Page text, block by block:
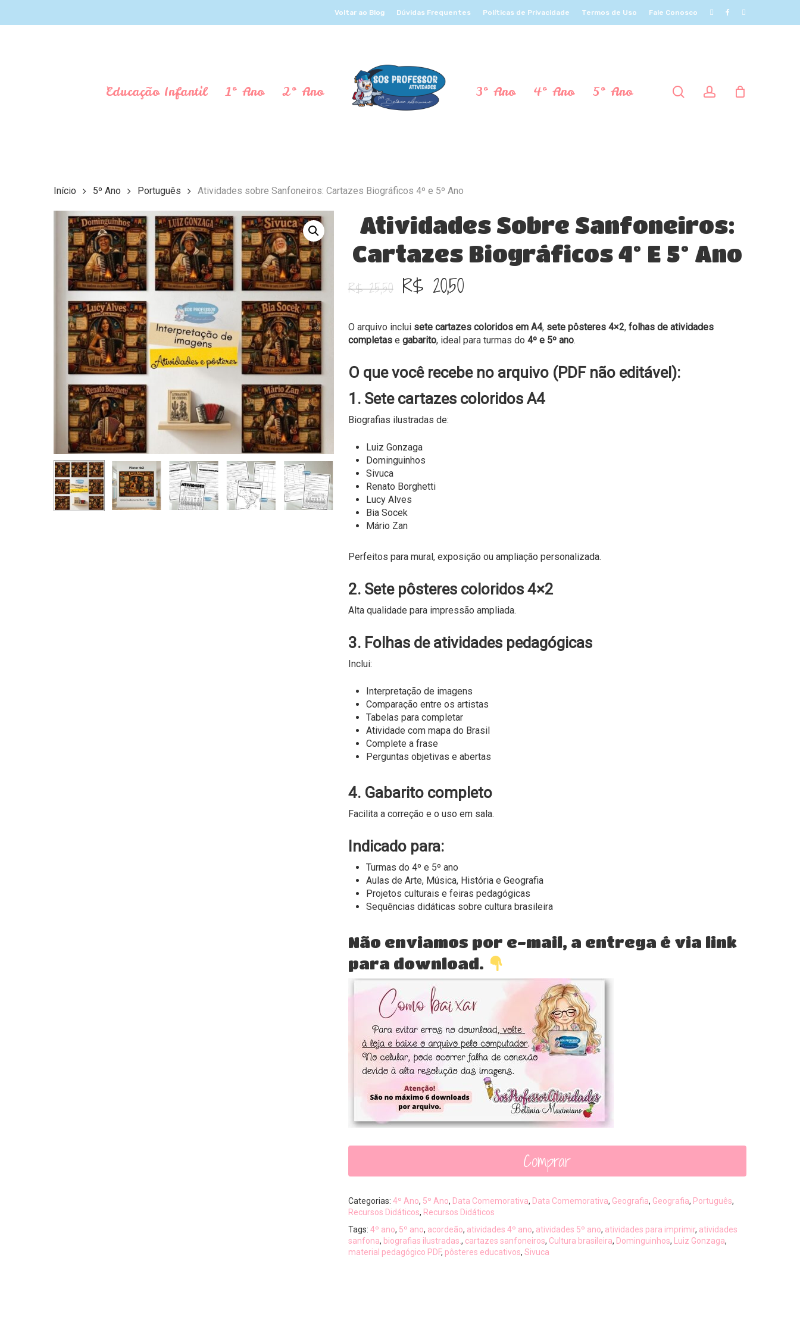
Voltar ao Blog Dúvidas Frequentes Políticas de Privacidade Termos de Uso Fale Conosco
Aperte Enter para pesquisar ou ESC para fechar
Educação Infantil 1º Ano 2º Ano 3º Ano 4º Ano 5º Ano procuraraccount
Início 5º Ano Português Atividades sobre Sanfoneiros: Cartazes Biográficos 4º e 5º Ano
Atividades Sobre Sanfoneiros:
Cartazes Biográficos 4º E 5º Ano
R$25,50 O
preço
original
era:
R$ 20,50O
atual
é:
O arquivo inclui sete cartazes coloridos em A4, sete pôsteres 4×2, folhas de atividades
completase gabarito, ideal para turmas do 4º e 5º ano.
O que você recebe no arquivo (PDF não editável):
1. Sete cartazes coloridos A4
Biografias ilustradas de:
Luiz Gonzaga
Dominguinhos
Sivuca
Renato Borghetti
Lucy Alves
Bia Socek
Mário Zan
Perfeitos para mural, exposição ou ampliação personalizada.
2. Sete pôsteres coloridos 4×2
Alta qualidade para impressão ampliada.
3. Folhas de atividades pedagógicas
Inclui:
Interpretação de imagens
Comparação entre os artistas
Tabelas para completar
Atividade com mapa do Brasil
Complete a frase
Perguntas objetivas e abertas
4. Gabarito completo
Facilita a correção e o uso em sala.
Indicado para:
Turmas do 4º e 5º ano
Aulas de Arte, Música, História e Geografia
Projetos culturais e feiras pedagógicas
Sequências didáticas sobre cultura brasileira
Não enviamos por e-mail, a entrega é via link
para download.
Comprar
Categorias: 4º Ano, 5º Ano, Data Comemorativa, Data Comemorativa, Geografia, Geografia, Português,
Recursos Didáticos, Recursos Didáticos
Tags: 4º ano, 5º ano, acordeão, atividades 4º ano, atividades 5º ano, atividades para imprimir, atividades
sanfona, biografias ilustradas. , cartazes sanfoneiros, Cultura brasileira, Dominguinhos, Luiz Gonzaga,
material pedagógico PDF, pôsteres educativos, Sivuca